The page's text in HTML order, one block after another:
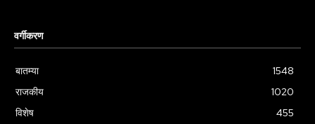
वर्गीकरण
बातम्या
1548
राजकीय
1020
विशेष
455